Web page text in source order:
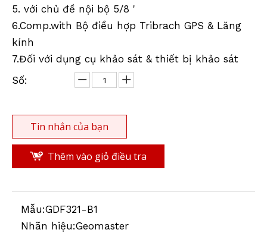
5. với chủ đề nội bộ 5/8 '
6.Comp.with Bộ điều hợp Tribrach GPS & Lăng
kính
7.Đối với dụng cụ khảo sát & thiết bị khảo sát
Số:
Tin nhắn của bạn
Thêm vào giỏ điều tra
Mẫu:GDF321-B1
Nhãn hiệu:Geomaster